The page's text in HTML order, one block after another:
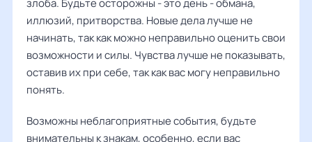
злоба. Будьте осторожны - это день - обмана,
иллюзий, притворства. Новые дела лучше не
начинать, так как можно неправильно оценить свои
возможности и силы. Чувства лучше не показывать,
оставив их при себе, так как вас могу неправильно
понять.
Возможны неблагоприятные события, будьте
внимательны к знакам, особенно, если вас